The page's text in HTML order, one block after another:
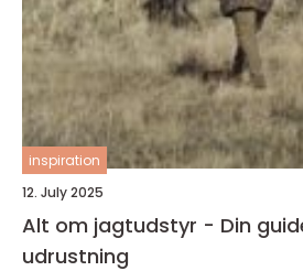
inspiration
12. July 2025
Alt om jagtudstyr - Din
udrustning